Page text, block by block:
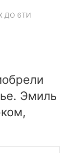
ДО 6ТИ
Эмиль